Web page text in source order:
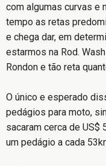
com algumas curvas e
tempo as retas
e chega dar, em
estarmos na Rod.
Rondon e tão reta
O único e esperado
pedágios para moto,
sacaram cerca de US$
um pedágio a cada